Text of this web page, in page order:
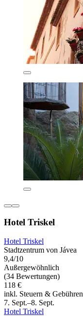
Hotel Triskel
Hotel Triskel
Stadtzentrum von Jávea
9,4/10
Außergewöhnlich
(34 Bewertungen)
118 €
inkl. Steuern & Gebühren
7. Sept.–8. Sept.
Hotel Triskel